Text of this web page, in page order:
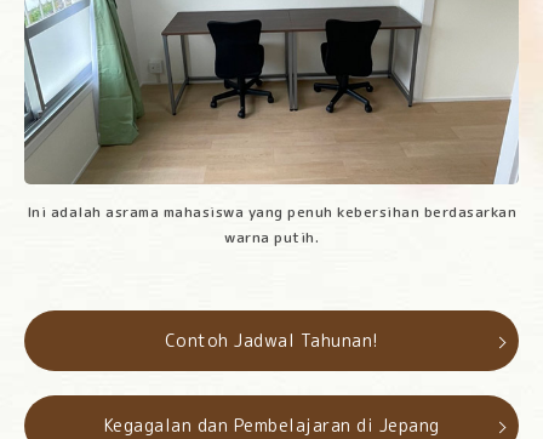
Ini adalah asrama mahasiswa yang penuh kebersihan berdasarkan
warna putih.
Contoh Jadwal Tahunan!
Kegagalan dan Pembelajaran di Jepang